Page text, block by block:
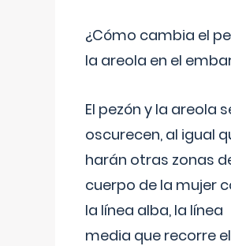
¿Cómo cambia el
la areola en el
El pezón y la areola
oscurecen, al igual
harán otras zonas
cuerpo de la mujer
la línea alba, la línea
media que recorre el